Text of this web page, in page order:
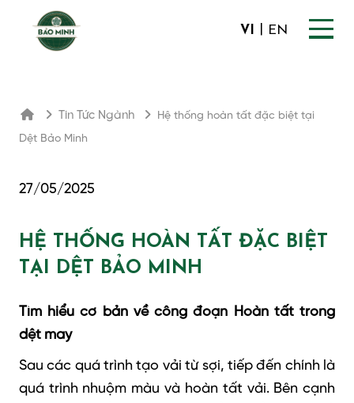
VI EN
Tin Tức Ngành
Hệ thống hoàn tất đặc biệt tại
Dệt Bảo Minh
27/05/2025
HỆ THỐNG HOÀN TẤT ĐẶC BIỆT
TẠI DỆT BẢO MINH
Tìm hiểu cơ bản về công đoạn Hoàn tất trong
dệt may
Sau các quá trình tạo vải từ sợi, tiếp đến chính là
quá trình nhuộm màu và hoàn tất vải. Bên cạnh